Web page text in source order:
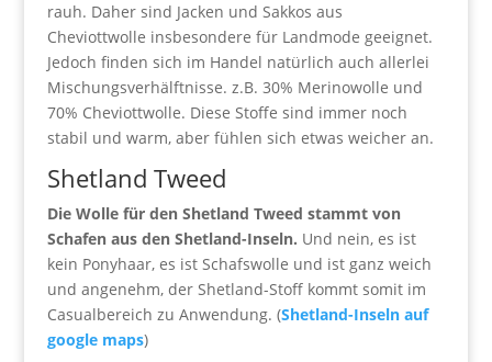
rauh. Daher sind Jacken und Sakkos aus
Cheviottwolle insbesondere für Landmode geeignet.
Jedoch finden sich im Handel natürlich auch allerlei
Mischungsverhälftnisse. z.B. 30% Merinowolle und
70% Cheviottwolle. Diese Stoffe sind immer noch
stabil und warm, aber fühlen sich etwas weicher an.
Shetland Tweed
Die Wolle für den Shetland Tweed stammt von
Schafen aus den Shetland-Inseln. Und nein, es ist
kein Ponyhaar, es ist Schafswolle und ist ganz weich
und angenehm, der Shetland-Stoff kommt somit im
Casualbereich zu Anwendung. (Shetland-Inseln auf
google maps)